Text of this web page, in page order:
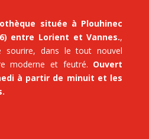
située à Plouhinec
entre Lorient et Vannes.,
sourire, dans le tout nouvel
moderne et feutré. Ouvert
à partir de minuit et les